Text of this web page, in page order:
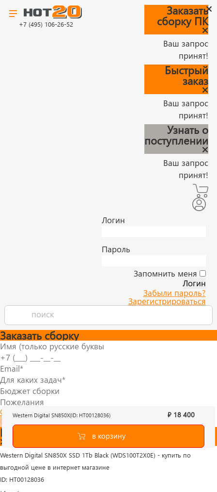
+7 (495) 106-26-52
Заказать
сборку ПК
Ваш запрос
принят!
Быстрый
заказ
Ваш запрос
принят!
Узнать о
поступлении
Ваш запрос
принят!
Логин
Пароль
Запомнить меня
Забыли пароль?
Зарегистрироваться
Заказать сборку
Согласие на обработку персональных данных
Отправить
Быстрый заказ
Western Digital SN850X SSD 1Tb Black (WDS100T2X0E) - купить по
выгодной цене в интернет магазине
ID: HT00128036
Western Digital SN850X(ID: HT00128036) ₽ 18 400